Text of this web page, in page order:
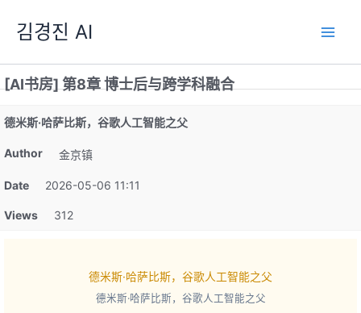
容
김경진 AI
[AI书房] 第8章 博士后与跨学科融合
德米斯·哈萨比斯，谷歌人工智能之父
Author 金京镇
Date 2026-05-06 11:11
Views 312
德米斯·哈萨比斯，谷歌人工智能之父
德米斯·哈萨比斯，谷歌人工智能之父